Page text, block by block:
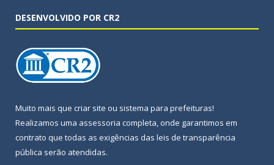
DESENVOLVIDO POR CR2
Muito mais que criar site ou sistema para prefeituras!
Realizamos uma assessoria completa, onde garantimos em
contrato que todas as exigências das leis de transparência
pública serão atendidas.